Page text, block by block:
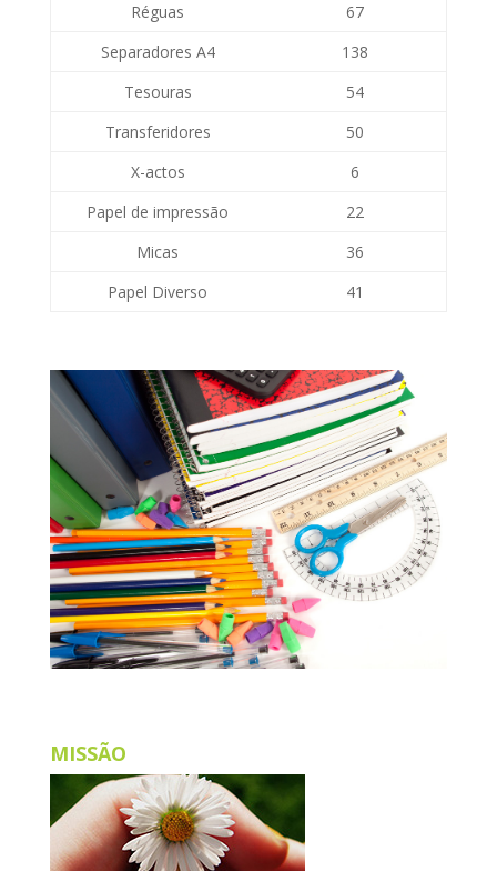
Réguas
67
Separadores A4
138
Tesouras
54
Transferidores
50
X-actos
6
Papel de impressão
22
Micas
36
Papel Diverso
41
MISSÃO